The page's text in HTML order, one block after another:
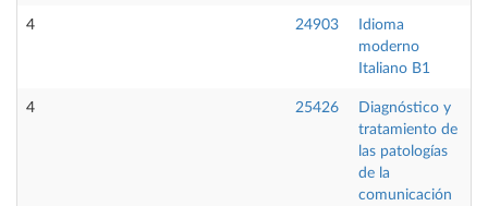
4 24903
Idioma
moderno
Italiano B1
4 25426
Diagnóstico y
tratamiento de
las patologías
de la
comunicación